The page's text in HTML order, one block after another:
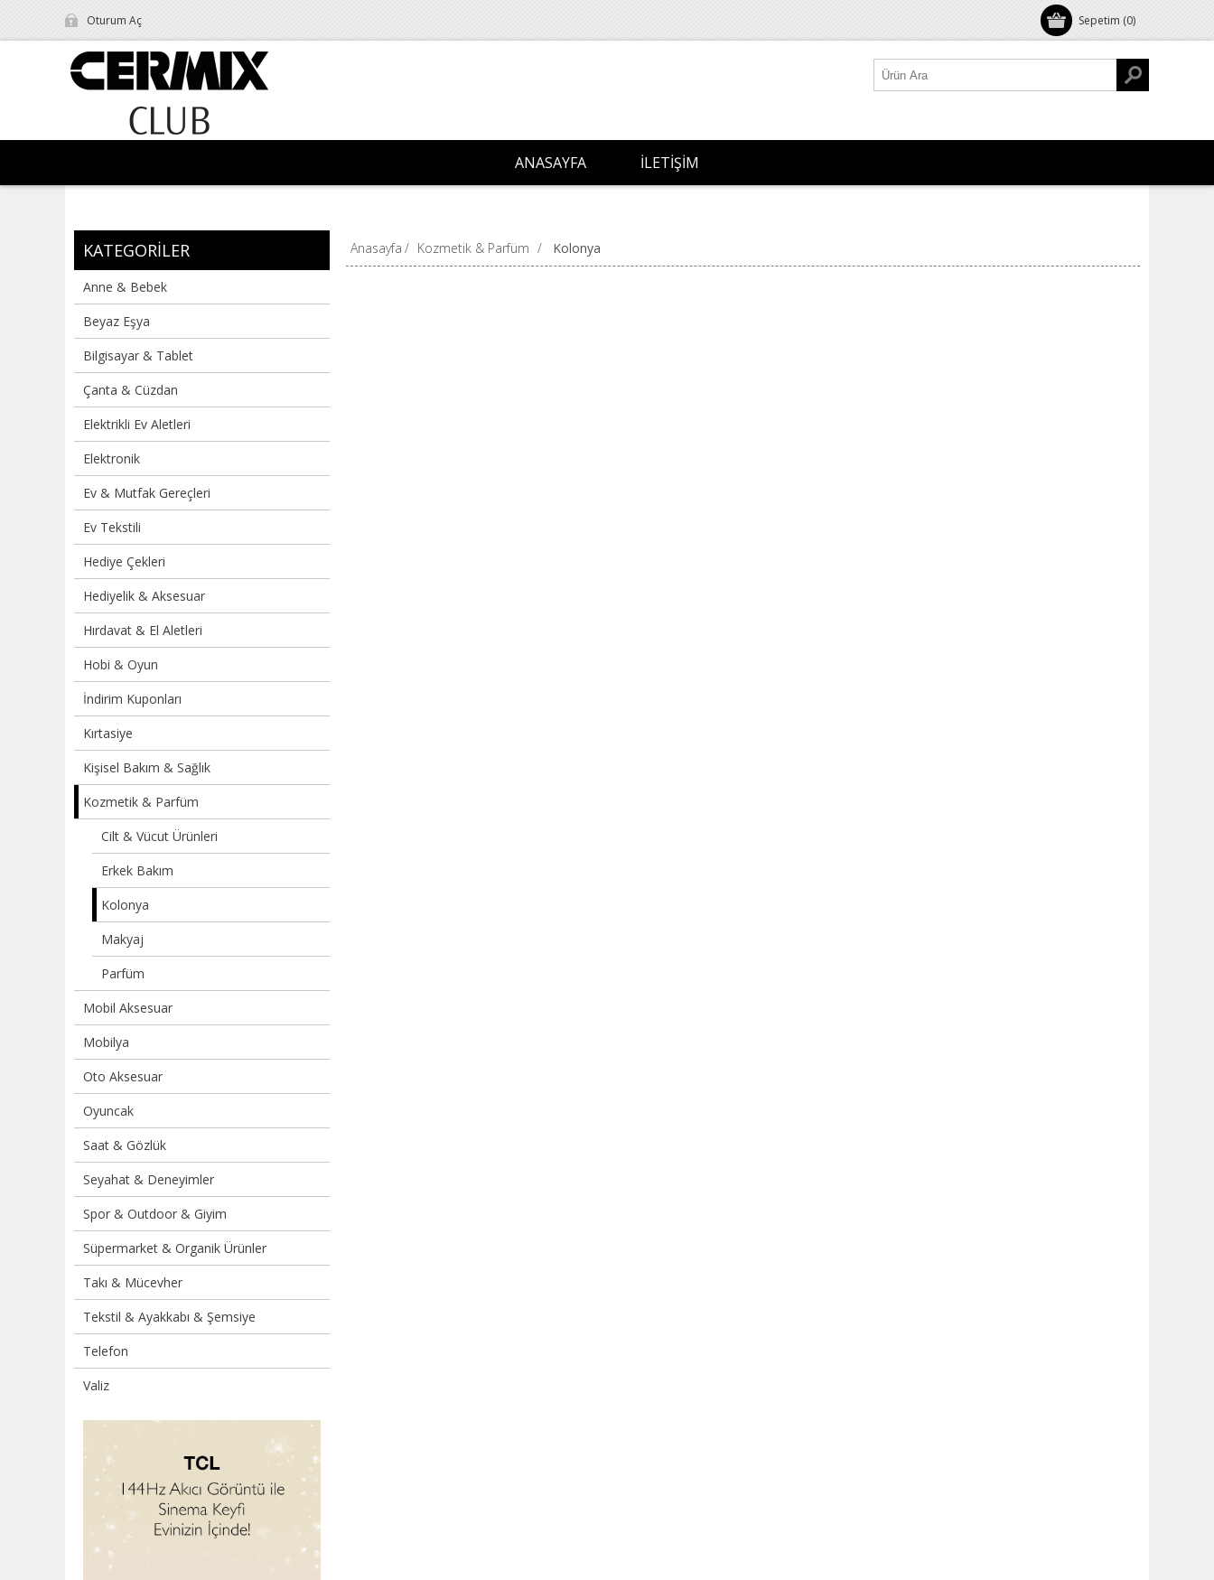
Sepetim (0)
Oturum Aç
ANASAYFA İLETIŞIM
KATEGORILER
Anne & Bebek
Beyaz Eşya
Bilgisayar & Tablet
Çanta & Cüzdan
Elektrikli Ev Aletleri
Elektronik
Ev & Mutfak Gereçleri
Ev Tekstili
Hediye Çekleri
Hediyelik & Aksesuar
Hırdavat & El Aletleri
Hobi & Oyun
İndirim Kuponları
Kırtasiye
Kişisel Bakım & Sağlık
Kozmetik & Parfüm
Cilt & Vücut Ürünleri
Erkek Bakım
Kolonya
Makyaj
Parfüm
Mobil Aksesuar
Mobilya
Oto Aksesuar
Oyuncak
Saat & Gözlük
Seyahat & Deneyimler
Spor & Outdoor & Giyim
Süpermarket & Organik Ürünler
Takı & Mücevher
Tekstil & Ayakkabı & Şemsiye
Telefon
Valiz
Anasayfa / Kozmetik & Parfüm / Kolonya